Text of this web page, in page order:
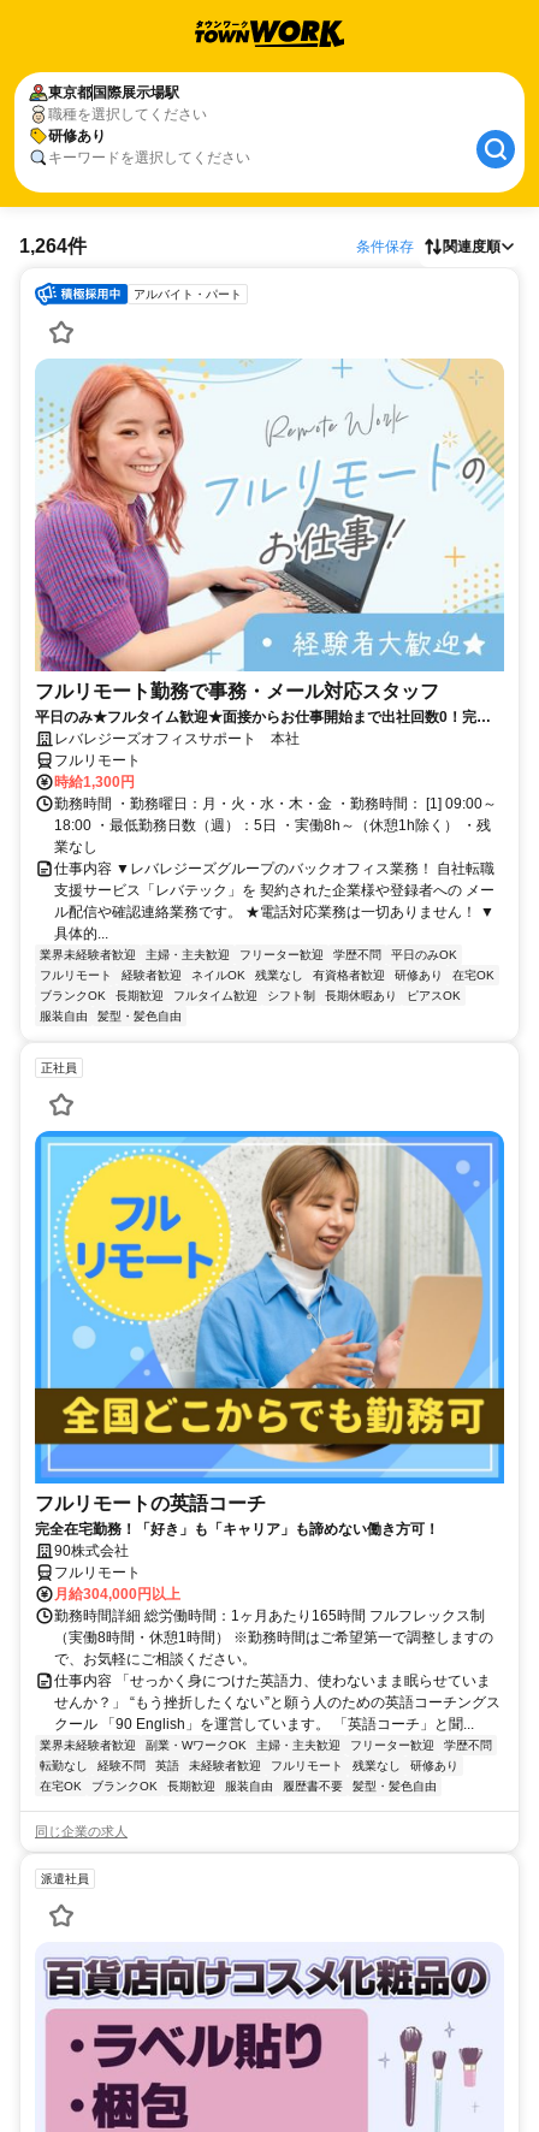
東京都 国際展示場駅
職種を選択してください
研修あり
キーワードを選択してください
1,264件 条件保存 関連度順
アルバイト・パート
フルリモート勤務で事務・メール対応スタッフ
平日のみ★フルタイム歓迎★面接からお仕事開始まで出社回数0！完全
在宅★事務・オフィスワーク経験者の募集★家事・育児と両立している
主婦（主夫）さん多数在籍★
レバレジーズオフィスサポート 本社
フルリモート
時給1,300円
勤務時間 ・勤務曜日：月・火・水・木・金 ・勤務時間： [1] 09:00～
18:00 ・最低勤務日数（週）：5日 ・実働8h～（休憩1h除く） ・残
業なし
仕事内容 ▼レバレジーズグループのバックオフィス業務！ 自社転職
支援サービス「レバテック」を 契約された企業様や登録者への メー
ル配信や確認連絡業務です。 ★電話対応業務は一切ありません！ ▼
具体的...
業界未経験者歓迎 主婦・主夫歓迎 フリーター歓迎 学歴不問
平日のみOK
フルリモート
経験者歓迎 ネイルOK 残業なし 有資格者歓迎 研修あり
在宅OK
ブランクOK
長期歓迎 フルタイム歓迎 シフト制 長期休暇あり
ピアスOK
服装自由
髪型・髪色自由
正社員
フルリモートの英語コーチ
完全在宅勤務！「好き」も「キャリア」も諦めない働き方可！
90株式会社
フルリモート
月給304,000円以上
勤務時間詳細 総労働時間：1ヶ月あたり165時間 フルフレックス制
（実働8時間・休憩1時間） ※勤務時間はご希望第一で調整しますの
で、お気軽にご相談ください。
仕事内容 「せっかく身につけた英語力、使わないまま眠らせていま
せんか？」 “もう挫折したくない”と願う人のための英語コーチングス
クール 「90 English」を運営しています。 「英語コーチ」と聞...
業界未経験者歓迎 副業・WワークOK 主婦・主夫歓迎 フリーター歓迎
学歴不問
転勤なし
経験不問 英語 未経験者歓迎 フルリモート 残業なし
研修あり
在宅OK
ブランクOK 長期歓迎 服装自由 履歴書不要 髪型・髪色自由
同じ企業の求人
派遣社員